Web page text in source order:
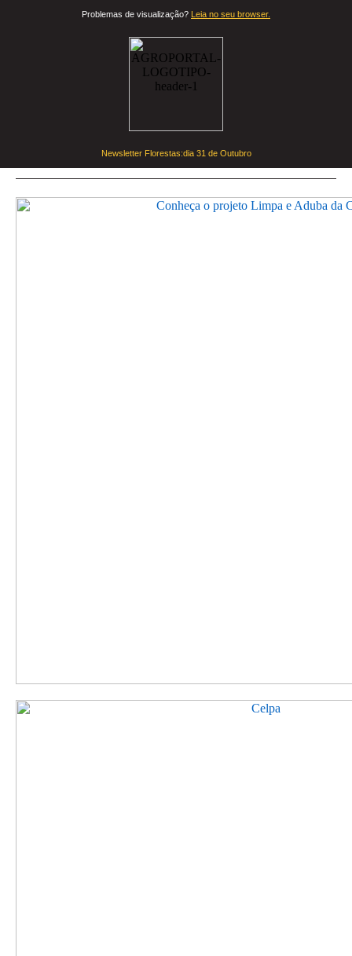
Problemas de visualização? Leia no seu browser.
Newsletter Florestas:dia 31 de Outubro